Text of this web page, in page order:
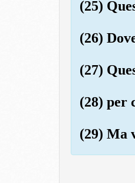
(25)
(26)
(27)
(28) per
(29) Ma